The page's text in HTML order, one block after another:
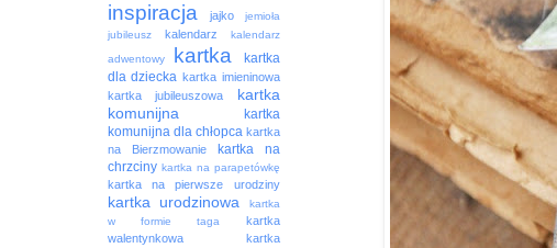
inspiracja jajko
jemioła
jubileusz
kalendarz
kalendarz
adwentowy
kartka
kartka
dla dziecka kartka imieninowa
kartka jubileuszowa
kartka
komunijna
kartka
komunijna dla chłopca kartka
na Bierzmowanie
kartka na
chrzciny kartka na parapetówkę
kartka na pierwsze urodziny
kartka urodzinowa
kartka
w formie taga
kartka
walentynkowa
kartka